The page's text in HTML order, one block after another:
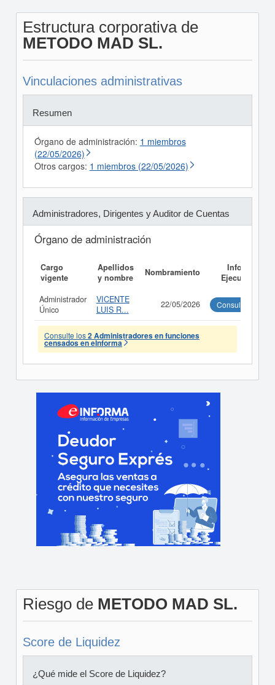
Estructura corporativa de
METODO MAD SL.
Vinculaciones administrativas
Resumen
Órgano de administración: 1 miembros
(22/05/2026)
Otros cargos: 1 miembros (22/05/2026)
Administradores, Dirigentes y Auditor de Cuentas
Órgano de administración
Cargo
vigente
Apellidos
y nombre
Nombramiento
Informe
Ejecutivo
Administrador
Único
VICENTE
LUIS R...
22/05/2026 Consultar
Consulte los2 Administradores en funciones
censados en eInforma
Riesgo de METODO MAD SL.
Score de Liquidez
¿Qué mide el Score de Liquidez?